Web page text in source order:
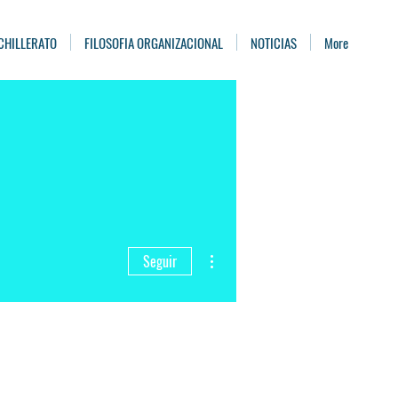
FILOSOFIA ORGANIZACIONAL NOTICIAS More
Seguir